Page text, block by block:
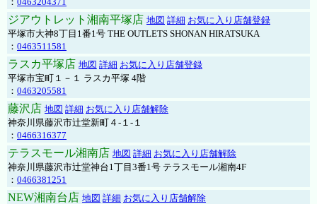
ジアウトレット湘南平塚店 地図 詳細 お気に入り店舗登録
平塚市大神8丁目1番1号 THE OUTLETS SHONAN HIRATSUKA
： 0463511581
ラスカ平塚店 地図 詳細 お気に入り店舗登録
平塚市宝町１－１ ラスカ平塚 4階
： 0463205581
藤沢店 地図 詳細 お気に入り店舗解除
神奈川県藤沢市辻堂新町４-１-１
： 0466316377
テラスモール湘南店 地図 詳細 お気に入り店舗解除
神奈川県藤沢市辻堂神台1丁目3番1号 テラスモール湘南4F
： 0466381251
NEW湘南台店 地図 詳細 お気に入り店舗解除